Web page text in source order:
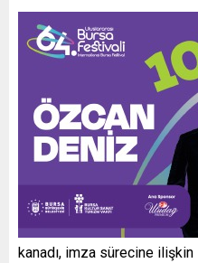
Kurultay İmzası
Tartışması
Delegeler tarafından sunulan
çağrısına ilişkin imzaların
toplantılarının ana
kanadı, imza sürecine ilişkin